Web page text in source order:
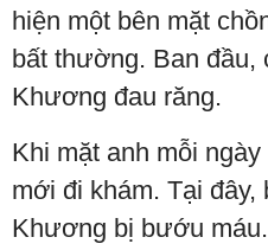
hiện một bên mặt
bất thường. Ban đầu,
Khương đau răng.
Khi mặt anh mỗi
mới đi khám. Tại đây,
Khương bị bướu